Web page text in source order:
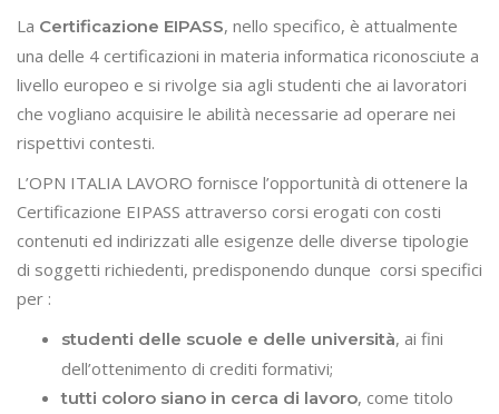
La Certificazione EIPASS, nello specifico, è attualmente
una delle 4 certificazioni in materia informatica riconosciute a
livello europeo e si rivolge sia agli studenti che ai lavoratori
che vogliano acquisire le abilità necessarie ad operare nei
rispettivi contesti.
L’OPN ITALIA LAVORO fornisce l’opportunità di ottenere la
Certificazione EIPASS attraverso corsi erogati con costi
contenuti ed indirizzati alle esigenze delle diverse tipologie
di soggetti richiedenti, predisponendo dunque corsi specifici
per :
studenti delle scuole e delle università, ai fini
dell’ottenimento di crediti formativi;
tutti coloro siano in cerca di lavoro, come titolo